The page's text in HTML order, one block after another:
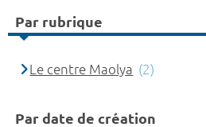
Par rubrique
Le centre Maolya (2)
Par date de création